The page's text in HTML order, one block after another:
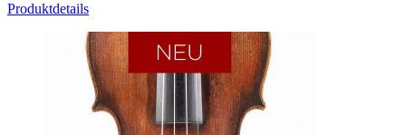
Produktdetails